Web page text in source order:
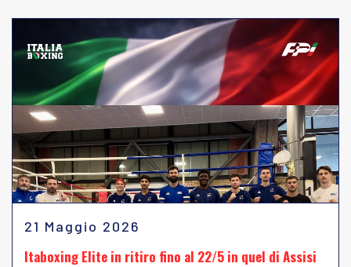
21 Maggio 2026
Itaboxing Elite in ritiro fino al 22/5 in quel di Assisi